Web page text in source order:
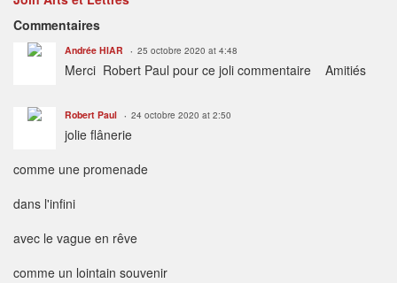
Commentaires
Andrée HIAR 25 octobre 2020 at 4:48
Merci Robert Paul pour ce joli commentaire Amitiés
Robert Paul 24 octobre 2020 at 2:50
jolie flânerie
comme une promenade
dans l'infini
avec le vague en rêve
comme un lointain souvenir